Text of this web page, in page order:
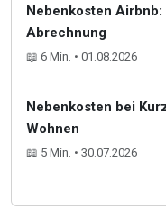
Nebenkosten
Abrechnung
📖 6 Min. • 01.08.2026
Nebenkosten bei
Wohnen
📖 5 Min. • 30.07.2026